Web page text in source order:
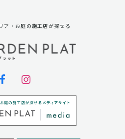
る場合を除いて、お客様の個
務の委託
により良いサービスを提供す
に委託しており、業務委託先
ア・お庭の施工店が探せる